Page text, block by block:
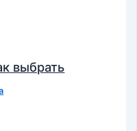
выбрать